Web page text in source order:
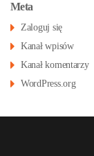
Meta
Zaloguj się
Kanał wpisów
Kanał komentarzy
WordPress.org